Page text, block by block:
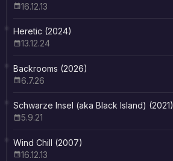
16.12.13
Heretic (2024)
13.12.24
Backrooms (2026)
6.7.26
Schwarze Insel (aka Black Island) (2021)
5.9.21
Wind Chill (2007)
16.12.13